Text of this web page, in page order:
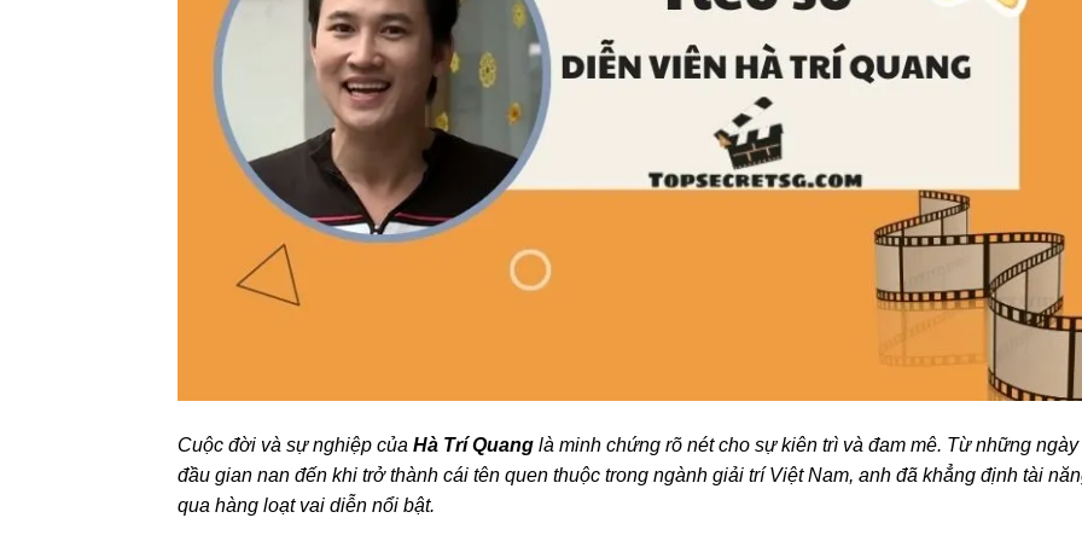
Cuộc đời và sự nghiệp của Hà Trí Quang là minh chứng rõ nét cho sự kiên trì và đam mê. Từ những ngày
đầu gian nan đến khi trở thành cái tên quen thuộc trong ngành giải trí Việt Nam, anh đã khẳng định tài
qua hàng loạt vai diễn nổi bật.